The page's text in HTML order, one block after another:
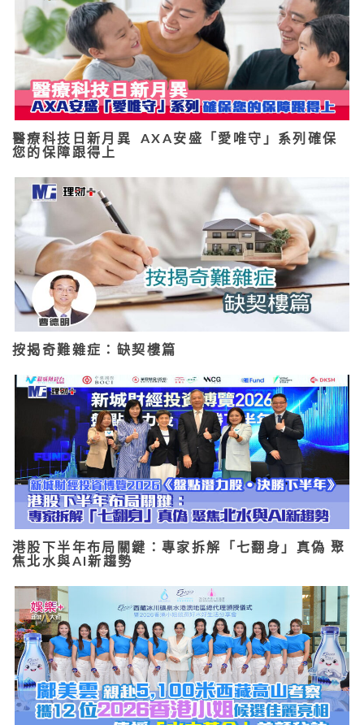
醫療科技日新月異 AXA安盛「愛唯守」系列確保
您的保障跟得上
按揭奇難雜症：缺契樓篇
港股下半年布局關鍵：專家拆解「七翻身」真偽 聚
焦北水與AI新趨勢